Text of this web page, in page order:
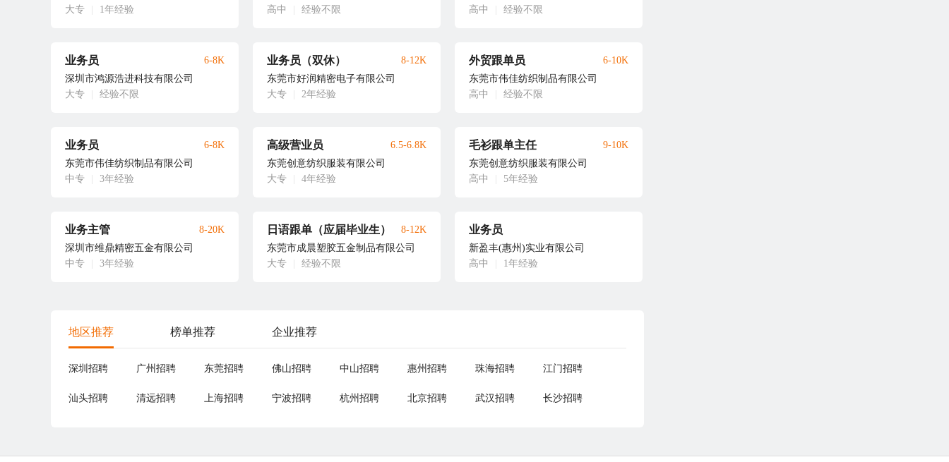
大专
1年经验
高中
经验不限
高中
经验不限
业务员
深圳市鸿源浩进科技有限公司
大专
经验不限
6-8K 业务员（双休）
东莞市好润精密电子有限公司
大专
2年经验
8-12K 外贸跟单员
东莞市伟佳纺织制品有限公司
高中
经验不限
6-10K
业务员
东莞市伟佳纺织制品有限公司
中专
3年经验
6-8K 高级营业员
东莞创意纺织服装有限公司
大专
4年经验
6.5-6.8K 毛衫跟单主任
东莞创意纺织服装有限公司
高中
5年经验
9-10K
业务主管
深圳市维鼎精密五金有限公司
中专
3年经验
8-20K 日语跟单（应届毕业生）
东莞市成晨塑胶五金制品有限公司
大专
经验不限
8-12K 业务员
新盈丰(惠州)实业有限公司
高中
1年经验
地区推荐 榜单推荐 企业推荐
深圳招聘 广州招聘 东莞招聘 佛山招聘 中山招聘 惠州招聘 珠海招聘 江门招聘
汕头招聘 清远招聘 上海招聘 宁波招聘 杭州招聘 北京招聘 武汉招聘 长沙招聘